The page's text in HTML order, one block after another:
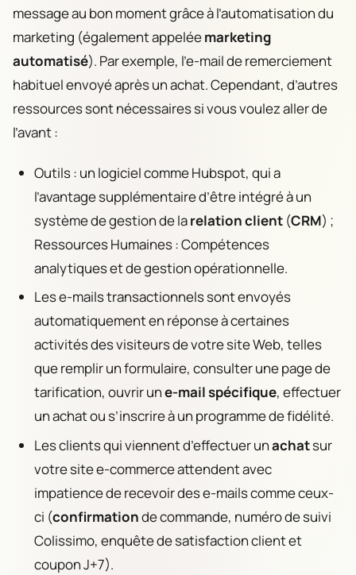
message au bon moment grâce à l’automatisation du
marketing (également appeléemarketing
automatisé). Par exemple, l’e-mail de remerciement
habituel envoyé après un achat. Cependant, d’autres
ressources sont nécessaires si vous voulez aller de
l’avant :
Outils : un logiciel comme Hubspot, qui a
l’avantage supplémentaire d’être intégré à un
système de gestion de larelation client (CRM) ;
Ressources Humaines : Compétences
analytiques et de gestion opérationnelle.
Les e-mails transactionnels sont envoyés
automatiquement en réponse à certaines
activités des visiteurs de votre site Web, telles
que remplir un formulaire, consulter une page de
tarification, ouvrir une-mail spécifique, effectuer
un achat ou s’inscrire à un programme de fidélité.
Les clients qui viennent d’effectuer unachatsur
votre site e-commerce attendent avec
impatience de recevoir des e-mails comme ceux-
ci (confirmationde commande, numéro de suivi
Colissimo, enquête de satisfaction client et
coupon J+7).